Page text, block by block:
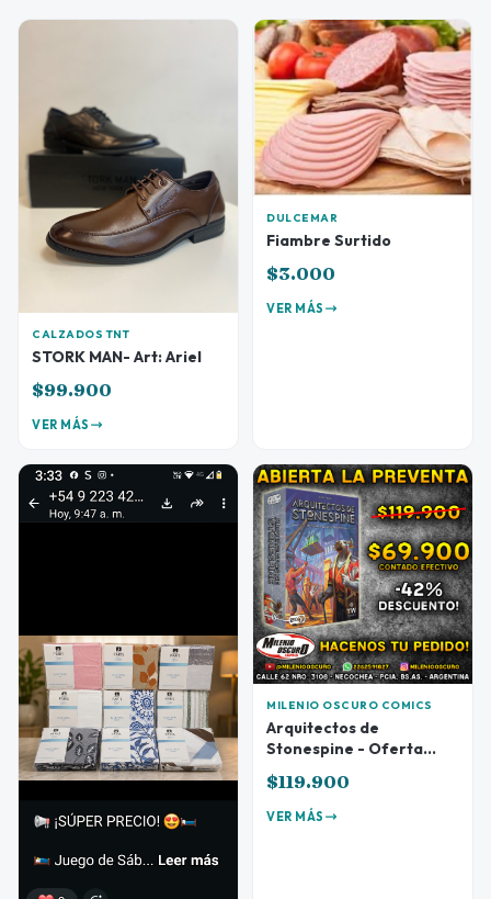
CALZADOS TNT
STORK MAN- Art: Ariel
$99.900
VER MÁS
DULCEMAR
Fiambre Surtido
$3.000
VER MÁS
MILENIO OSCURO COMICS
Arquitectos de
Stonespine - Oferta
Preventa
$119.900
VER MÁS